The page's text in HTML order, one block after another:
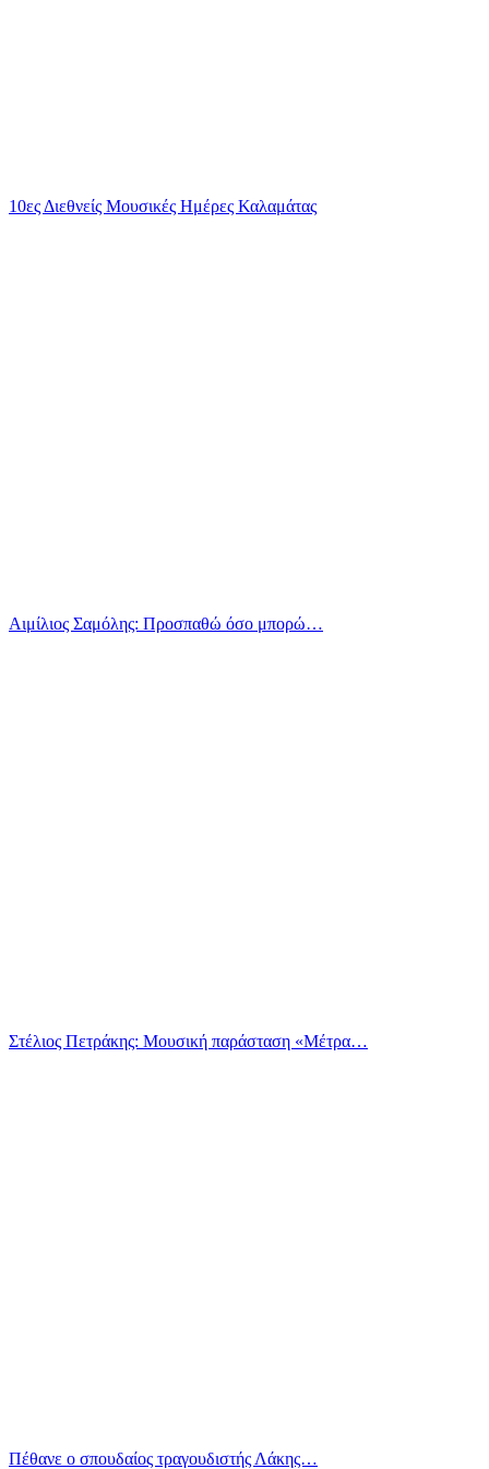
10ες Διεθνείς Μουσικές Ημέρες Καλαμάτας
Αιμίλιος Σαμόλης: Προσπαθώ όσο μπορώ…
Στέλιος Πετράκης: Μουσική παράσταση «Μέτρα…
Πέθανε ο σπουδαίος τραγουδιστής Λάκης…